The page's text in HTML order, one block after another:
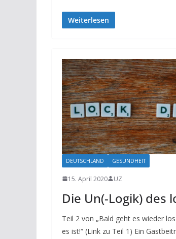
Weiterlesen
DEUTSCHLAND GESUNDHEIT
15. April 2020 UZ
Die Un(-Logik) des
Teil 2 von „Bald geht es wieder
es ist!“ (Link zu Teil 1) Ein